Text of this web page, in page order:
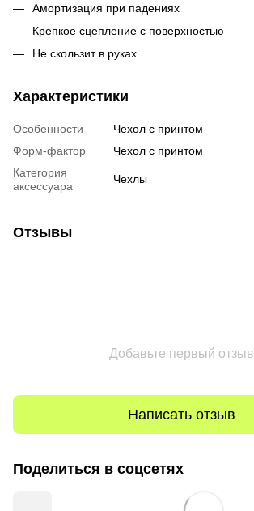
Амортизация при падениях
Крепкое сцепление с поверхностью
Не скользит в руках
Характеристики
Особенности
Чехол с принтом
Форм-фактор
Чехол с принтом
Категория
аксессуара
Чехлы
Отзывы
Добавьте первый отзыв
Написать отзыв
Поделиться в соцсетях